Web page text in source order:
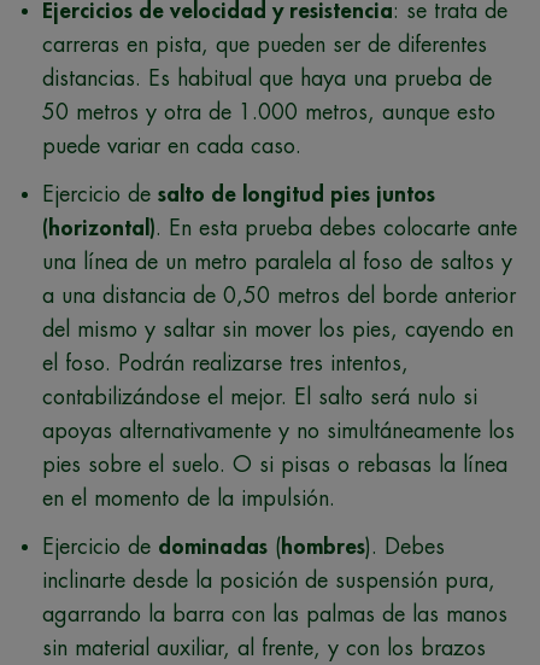
Ejercicios de velocidad y resistencia: se trata de
carreras en pista, que pueden ser de diferentes
distancias. Es habitual que haya una prueba de
50 metros y otra de 1.000 metros, aunque esto
puede variar en cada caso.
Ejercicio de salto de longitud pies juntos
(horizontal). En esta prueba debes colocarte ante
una línea de un metro paralela al foso de saltos y
a una distancia de 0,50 metros del borde anterior
del mismo y saltar sin mover los pies, cayendo en
el foso. Podrán realizarse tres intentos,
contabilizándose el mejor. El salto será nulo si
apoyas alternativamente y no simultáneamente los
pies sobre el suelo. O si pisas o rebasas la línea
en el momento de la impulsión.
Ejercicio de dominadas ( hombres). Debes
inclinarte desde la posición de suspensión pura,
agarrando la barra con las palmas de las manos
sin material auxiliar, al frente, y con los brazos